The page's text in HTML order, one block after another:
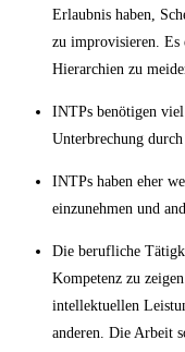
Erlaubnis haben,
zu improvisieren. Es
Hierarchien zu
INTPs benötigen
Unterbrechung
INTPs haben eher
einzunehmen und
Die berufliche
Kompetenz zu
intellektuellen
anderen. Die Arbeit